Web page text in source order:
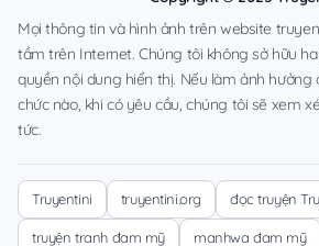
Mọi thông tin và hình ảnh trên website
tầm trên Internet. Chúng tôi không sở hữu
quyền nội dung hiển thị. Nếu làm ảnh hưởng
chức nào, khi có yêu cầu, chúng tôi sẽ xem
tức.
Truyentini truyentini.org đọc truyện
truyện tranh đam mỹ manhwa đam mỹ